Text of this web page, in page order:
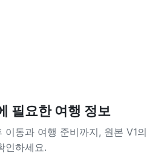
필요한 여행 정보
이동과 여행 준비까지, 원본 V1의
인하세요.